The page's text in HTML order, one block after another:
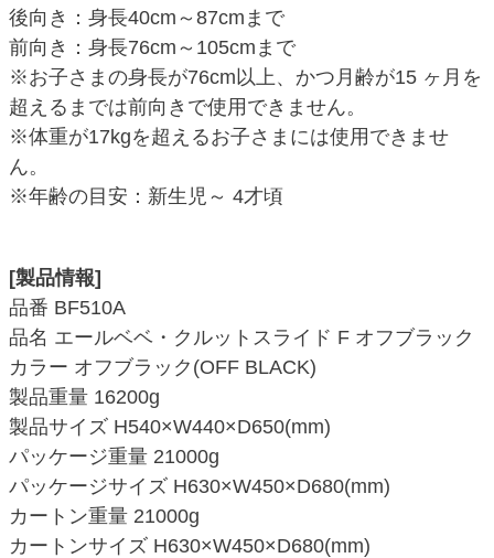
後向き：身長40cm～87cmまで
前向き：身長76cm～105cmまで
※お子さまの身長が76cm以上、かつ月齢が15 ヶ月を
超えるまでは前向きで使用できません。
※体重が17kgを超えるお子さまには使用できませ
ん。
※年齢の目安：新生児～ 4才頃
[製品情報]
品番 BF510A
品名 エールベベ・クルットスライド F オフブラック
カラー オフブラック(OFF BLACK)
製品重量 16200g
製品サイズ H540×W440×D650(mm)
パッケージ重量 21000g
パッケージサイズ H630×W450×D680(mm)
カートン重量 21000g
カートンサイズ H630×W450×D680(mm)